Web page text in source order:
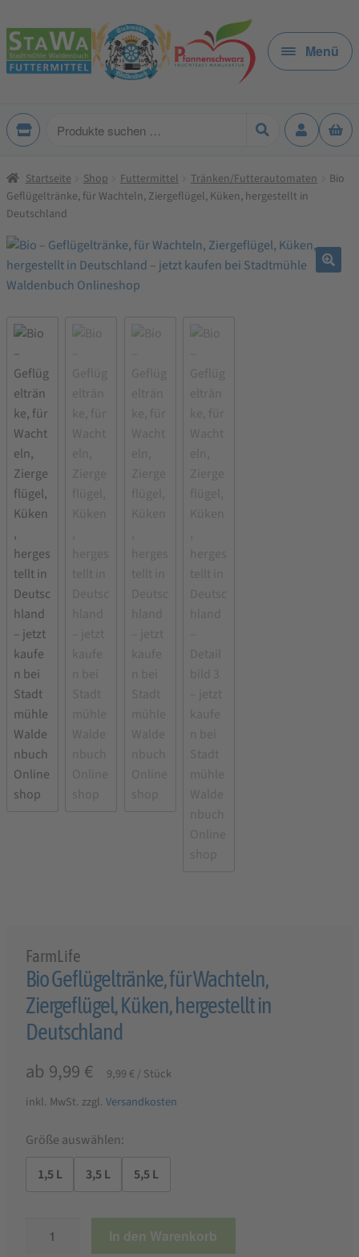
Zur
Navigation
springen
Zum
Inhalt
springen
Menü
Produkte
Startseite Shop Futtermittel Tränken/Futterautomaten
Bio
Geflügeltränke, für Wachteln, Ziergeflügel, Küken, hergestellt in
Deutschland
FarmLife
Bio Geflügeltränke, für Wachteln,
Ziergeflügel, Küken, hergestellt in
Deutschland
ab 9,99 € 9,99 €/Stück
inkl. MwSt. zzgl. Versandkosten
Größe auswählen:
1,5 L
3,5 L 5,5 L
Geflügeltränke,
In den Warenkorb